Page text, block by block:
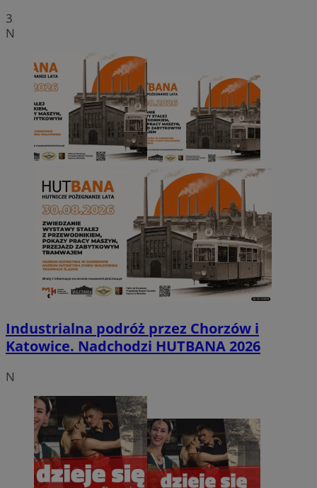
3
N
Industrialna podróż przez Chorzów i
Katowice. Nadchodzi HUTBANA 2026
N